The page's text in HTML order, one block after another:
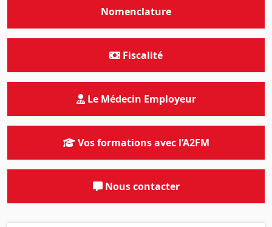
Nomenclature
Fiscalité
Le Médecin Employeur
Vos formations avec l’A2FM
Nous contacter